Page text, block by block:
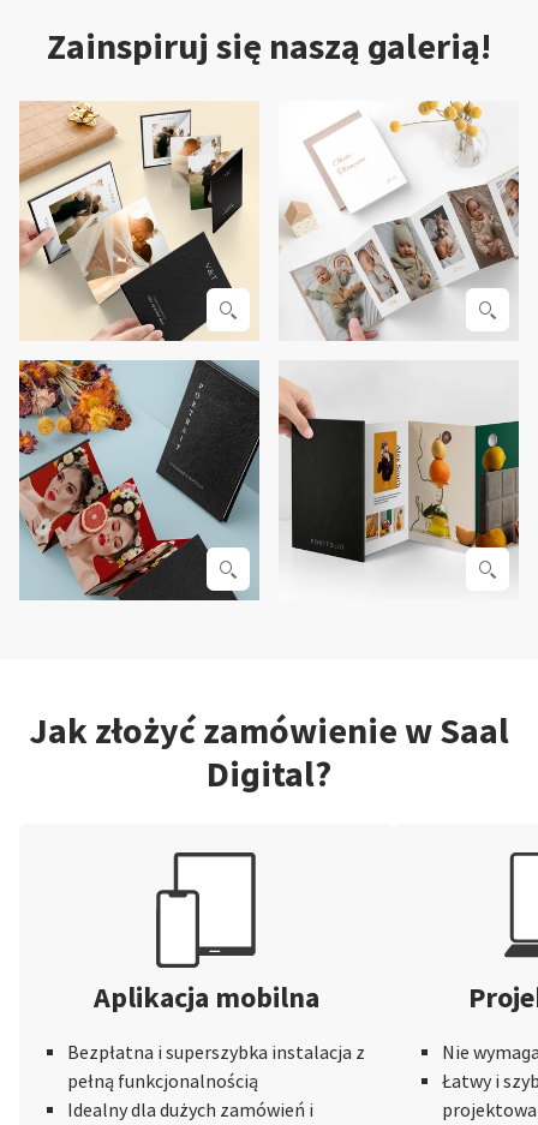
Zainspiruj się naszą galerią!
Jak złożyć zamówienie w Saal
Digital?
Aplikacja mobilna
Bezpłatna i superszybka instalacja z
pełną funkcjonalnością
Idealny dla dużych zamówień i
Nie
Łatwy i